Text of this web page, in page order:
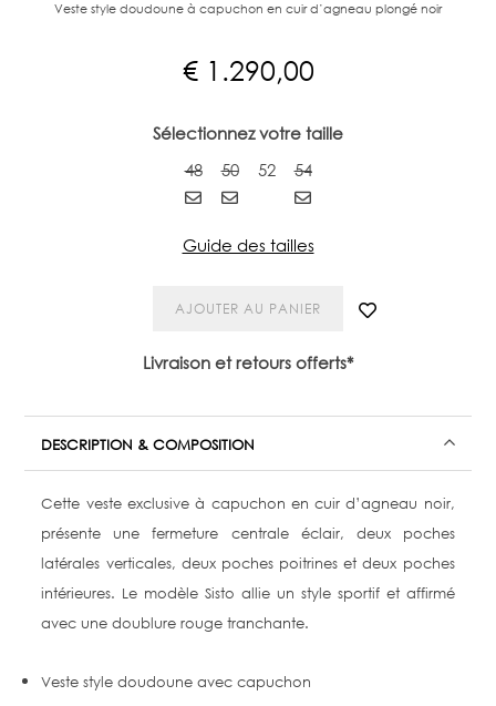
Veste style doudoune à capuchon en cuir d’agneau plongé noir
€1.290,00
Sélectionnez votre taille
48
50 52 54
Guide des tailles
AJOUTER AU PANIER
Livraison et retours offerts*
DESCRIPTION & COMPOSITION
Cette veste exclusive à capuchon en cuir d’agneau noir,
présente une fermeture centrale éclair, deux poches
latérales verticales, deux poches poitrines et deux poches
intérieures. Le modèle Sisto allie un style sportif et affirmé
avec une doublure rouge tranchante.
Veste style doudoune avec capuchon